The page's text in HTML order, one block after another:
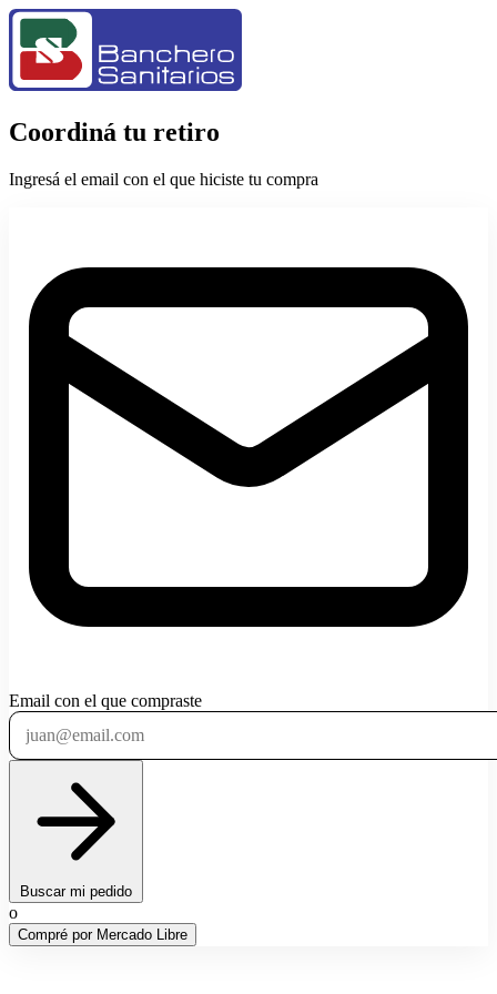
Coordiná tu retiro
Ingresá el email con el que hiciste tu compra
Email con el que compraste
Buscar mi pedido
o
Compré por Mercado Libre